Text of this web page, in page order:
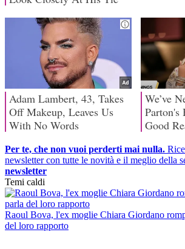
Per te, che non vuoi perderti mai nulla.
newsletter con tutte le novità e il meglio della
newsletter
Temi caldi
Raoul Bova, l'ex moglie Chiara Giordano
del loro rapporto